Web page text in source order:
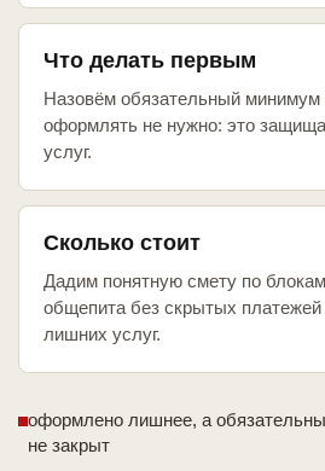
Что делать первым
Назовём обязательный минимум
оформлять не нужно: это
услуг.
Сколько стоит
Дадим понятную смету по
общепита без скрытых платежей
лишних услуг.
оформлено лишнее, а
не закрыт